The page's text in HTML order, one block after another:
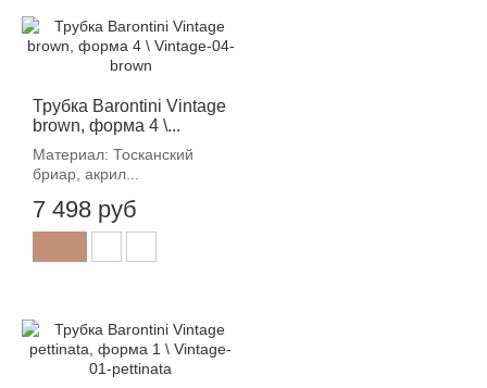
Трубка Barontini Vintage
brown, форма 4 \...
Материал: Тосканский
бриар, акрил...
7 498 руб